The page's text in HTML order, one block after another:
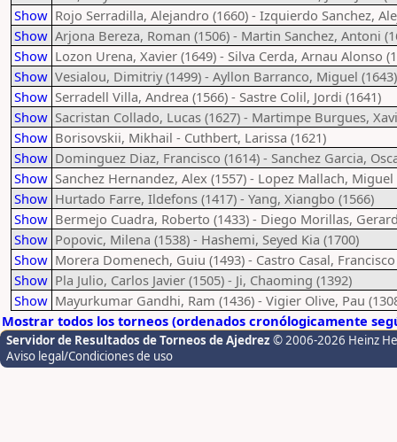
Show Rojo Serradilla, Alejandro (1660) - Izquierdo Sanchez,
Show Arjona Bereza, Roman (1506) - Martin Sanchez, Antoni
Show Lozon Urena, Xavier (1649) - Silva Cerda, Arnau Alonso
Show Vesialou, Dimitriy (1499) - Ayllon Barranco, Miguel (1643)
Show Serradell Villa, Andrea (1566) - Sastre Colil, Jordi (1641)
Show Sacristan Collado, Lucas (1627) - Martimpe Burgues,
Show Borisovskii, Mikhail - Cuthbert, Larissa (1621)
Show Dominguez Diaz, Francisco (1614) - Sanchez Garcia,
Show Sanchez Hernandez, Alex (1557) - Lopez Mallach, Miguel
Show Hurtado Farre, Ildefons (1417) - Yang, Xiangbo (1566)
Show Bermejo Cuadra, Roberto (1433) - Diego Morillas,
Show Popovic, Milena (1538) - Hashemi, Seyed Kia (1700)
Show Morera Domenech, Guiu (1493) - Castro Casal, Francisco
Show Pla Julio, Carlos Javier (1505) - Ji, Chaoming (1392)
Show Mayurkumar Gandhi, Ram (1436) - Vigier Olive, Pau
Mostrar todos los torneos (ordenados cronólogicamente
Servidor de Resultados de Torneos de Ajedrez © 2006-2026 Heinz
Aviso legal/Condiciones de uso